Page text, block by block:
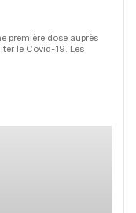
première dose auprès
le Covid-19. Les